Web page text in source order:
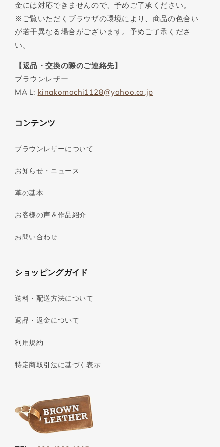
金には対応できませんので、予めご了承ください。
※ご覧いただくブラウザの環境により、商品の色合い
が若干異なる場合がございます。予めご了承くださ
い。
【返品・交換の際のご連絡先】
ブラウンレザー
MAIL: kinakomochi1128@yahoo.co.jp
コンテンツ
ブラウンレザーについて
お知らせ・ニュース
革の基本
お客様の声＆作品紹介
お問い合わせ
ショッピングガイド
送料・配送方法について
返品・返金について
利用規約
特定商取引法に基づく表示